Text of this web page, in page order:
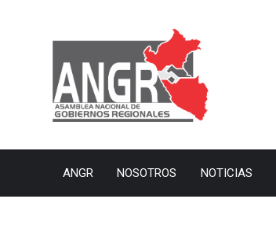
ANGR NOSOTROS NOTICIAS